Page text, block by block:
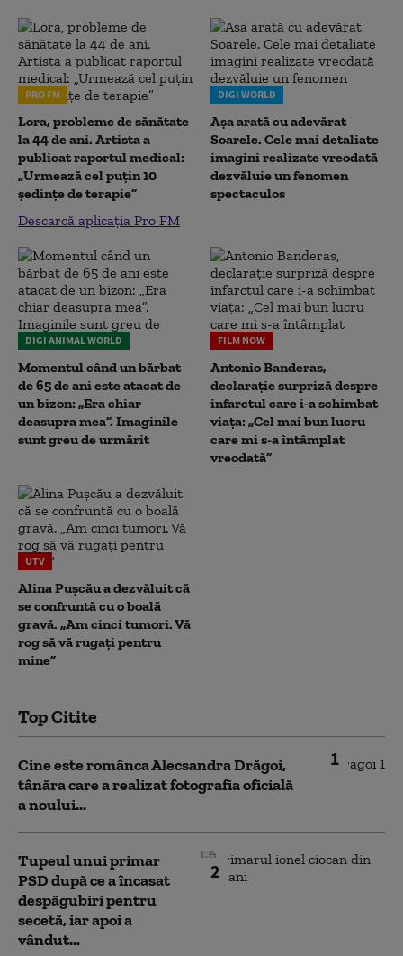
PRO FM
Lora, probleme de sănătate
la 44 de ani. Artista a
publicat raportul medical:
„Urmează cel puțin 10
ședințe de terapie”
Descarcă aplicația Pro FM
DIGI WORLD
Așa arată cu adevărat
Soarele. Cele mai detaliate
imagini realizate vreodată
dezvăluie un fenomen
spectaculos
DIGI ANIMAL WORLD
Momentul când un bărbat
de 65 de ani este atacat de
un bizon: „Era chiar
deasupra mea”. Imaginile
sunt greu de urmărit
FILM NOW
Antonio Banderas,
declarație surpriză despre
infarctul care i-a schimbat
viața: „Cel mai bun lucru
care mi s-a întâmplat
vreodată”
UTV
Alina Pușcău a dezvăluit că
se confruntă cu o boală
gravă. „Am cinci tumori. Vă
rog să vă rugați pentru
mine”
Top Citite
1
Cine este românca Alecsandra Drăgoi,
tânăra care a realizat fotografia oficială
a noului...
2
Tupeul unui primar
PSD după ce a încasat
despăgubiri pentru
secetă, iar apoi a
vândut...